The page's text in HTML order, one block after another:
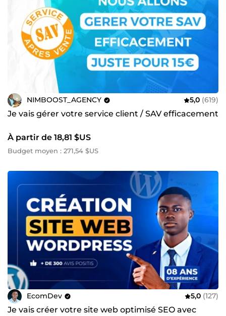
NIMBOOST_AGENCY 5,0 (619)
Je vais gérer votre service client / SAV efficacement
À partir de 18,81 $US
Budget moyen : 271,54 $US
EcomDev 5,0 (127)
Je vais créer votre site web optimisé SEO avec